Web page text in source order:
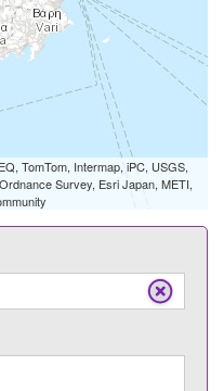
TomTom, Intermap, iPC, USGS,
Survey, Esri Japan, METI,